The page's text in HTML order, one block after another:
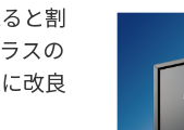
と割
スの
改良